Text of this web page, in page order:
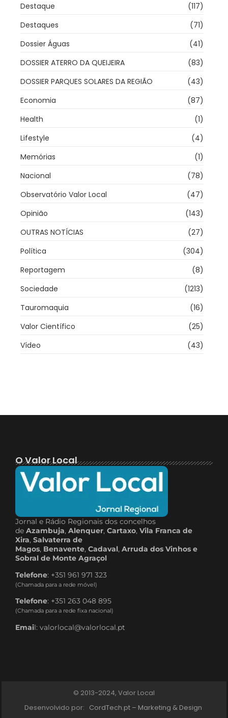
Destaque
(117)
Destaques
(71)
Dossier Águas
(41)
DOSSIER ATERRO DA QUEIJEIRA
(83)
DOSSIER PARQUES SOLARES DA REGIÃO
(43)
Economia
(87)
Health
(1)
Lifestyle
(4)
Memórias
(1)
Nacional
(78)
Observatório Valor Local
(47)
Opinião
(143)
OUTRAS NOTÍCIAS
(27)
Política
(304)
Reportagem
(8)
Sociedade
(1213)
Tauromaquia
(16)
Valor Científico
(25)
Vídeo
(43)
O Valor Local
Jornal e Rádio Regionais dos concelhos
de Azambuja, Alenquer, Cartaxo, Vila Franca de
Xira, Salvaterra de
Magos, Benavente, Cadaval, Arruda dos Vinhos e
Sobral de Monte Agraçol
Telefone: +351 961 971 323
(Chamada para a rede móvel)
Telefone: +351 263 048 895
(Chamada para a rede fixa nacional)
Email: valorlocal@valorlocal.pt
© 2013-2024, Valor Local
Desenvolvido por: CordTech.pt – Marketing & Design